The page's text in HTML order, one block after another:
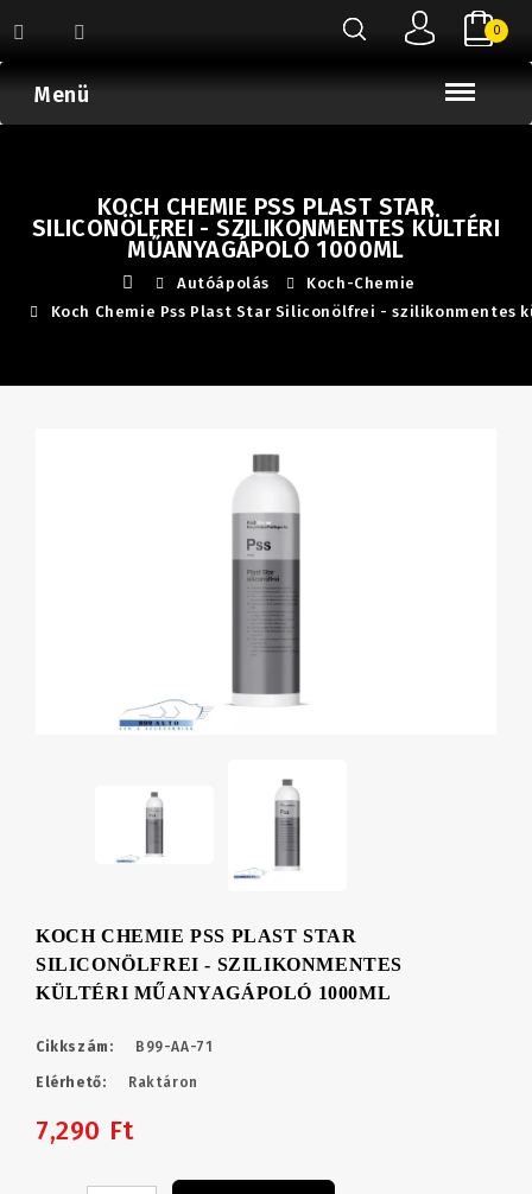
0
Menü
KOCH CHEMIE PSS PLAST STAR
SILICONÖLFREI - SZILIKONMENTES KÜLTÉRI
MŰANYAGÁPOLÓ 1000ML
Autóápolás
Koch-Chemie
Koch Chemie Pss Plast Star Siliconölfrei - szilikonmentes
KOCH CHEMIE PSS PLAST STAR
SILICONÖLFREI - SZILIKONMENTES
KÜLTÉRI MŰANYAGÁPOLÓ 1000ML
Cikkszám: B99-AA-71
Elérhető: Raktáron
7,290 Ft